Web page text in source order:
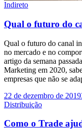
Indireto
Qual o futuro do
Qual o futuro do canal
no mercado e no
artigo da semana
Marketing em 2020,
empresas que não se
22 de dezembro de 2019
Distribuição
Como o Trade